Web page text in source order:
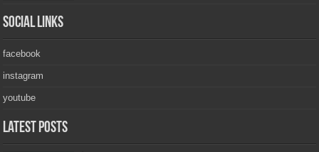
Social Links
facebook
instagram
youtube
Latest Posts